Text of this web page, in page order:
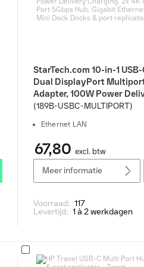
StarTech.com 10-in-1
Dual DisplayPort
Adapter, 100W Power
Charging, 2x 4K 60Hz, 5-
Type-C Mini Dock Docks &
replicator - Grijs
(189B-USBC-MULTIPORT)
Ethernet LAN
67,80 excl. btw
Meer informatie
Voorraad: 117
Levertijd: 1 à 2 werkdagen